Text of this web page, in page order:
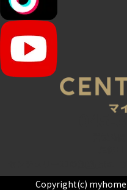
Copyright(c) myhome